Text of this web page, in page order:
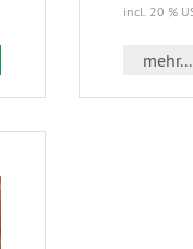
incl. 20 %
mehr...